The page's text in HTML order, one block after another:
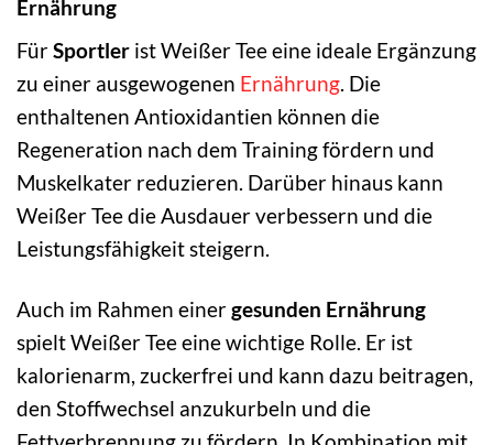
Ernährung
FürSportler ist Weißer Tee eine ideale Ergänzung
zu einer ausgewogenen Ernährung. Die
enthaltenen Antioxidantien können die
Regeneration nach dem Training fördern und
Muskelkater reduzieren. Darüber hinaus kann
Weißer Tee die Ausdauer verbessern und die
Leistungsfähigkeit steigern.
Auch im Rahmen einergesunden Ernährung
spielt Weißer Tee eine wichtige Rolle. Er ist
kalorienarm, zuckerfrei und kann dazu beitragen,
den Stoffwechsel anzukurbeln und die